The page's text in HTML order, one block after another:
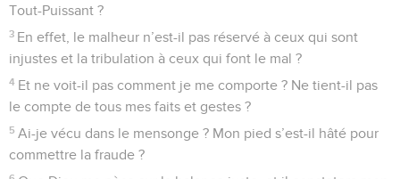
Tout-Puissant ?
3 En effet, le malheur n’est-il pas réservé à ceux qui sont
injustes et la tribulation à ceux qui font le mal ?
4 Et ne voit-il pas comment je me comporte ? Ne tient-il pas
le compte de tous mes faits et gestes ?
5 Ai-je vécu dans le mensonge ? Mon pied s’est-il hâté pour
commettre la fraude ?